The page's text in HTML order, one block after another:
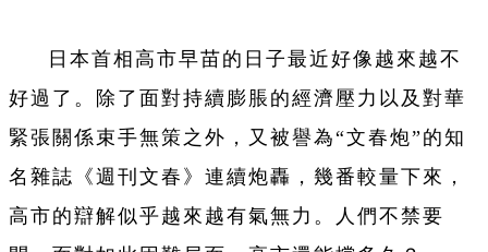
日本首相高市早苗的日子最近好像越來越不
好過了。除了面對持續膨脹的經濟壓力以及對華
緊張關係束手無策之外，又被譽為“文春炮”的知
名雜誌《週刊文春》連續炮轟，幾番較量下來，
高市的辯解似乎越來越有氣無力。人們不禁要